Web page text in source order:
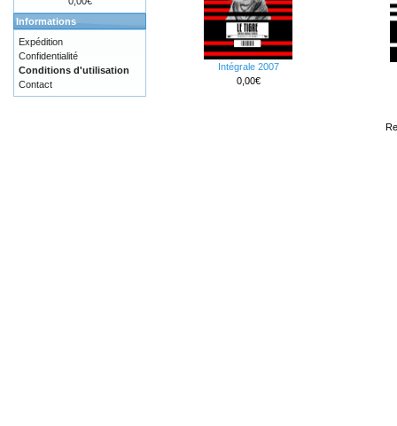
Intégrale 2007
0,00€
Informations
Expédition
Confidentialité
Conditions d'utilisation
Contact